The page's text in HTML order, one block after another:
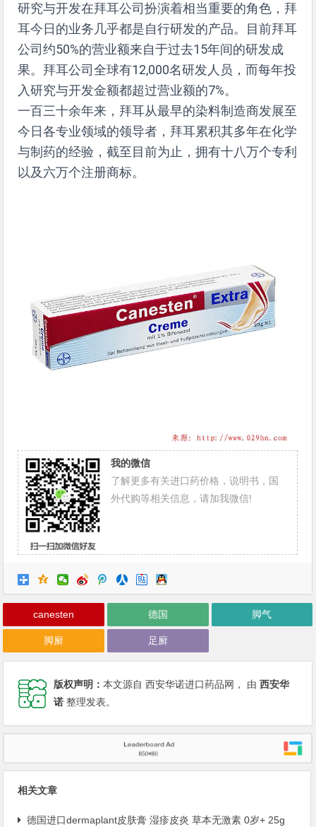
研究与开发在拜耳公司扮演着相当重要的角色，拜
耳今日的业务几乎都是自行研发的产品。目前拜耳
公司约50%的营业额来自于过去15年间的研发成
果。拜耳公司全球有12,000名研发人员，而每年投
入研究与开发金额都超过营业额的7%。
一百三十余年来，拜耳从最早的染料制造商发展至
今日各专业领域的领导者，拜耳累积其多年在化学
与制药的经验，截至目前为止，拥有十八万个专利
以及六万个注册商标。
我的微信
了解更多有关进口药价格，说明书，国
外代购等相关信息，请加我微信!
canesten 德国 脚气
脚廯 足廯
版权声明：本文源自 西安华诺进口药品网， 由西安华
诺 整理发表。
相关文章
德国进口dermaplant皮肤膏 湿疹皮炎 草本无激素 0岁+ 25g